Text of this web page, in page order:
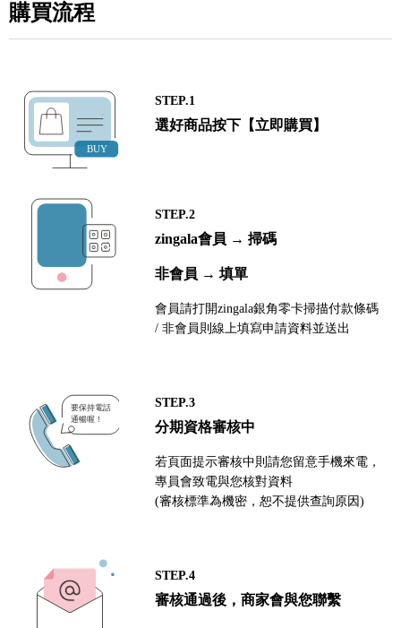
購買流程
STEP.1
選好商品按下【立即購買】
STEP.2
zingala會員 → 掃碼
非會員 → 填單
會員請打開zingala銀角零卡掃描付款條碼
/ 非會員則線上填寫申請資料並送出
STEP.3
分期資格審核中
若頁面提示審核中則請您留意手機來電，
專員會致電與您核對資料
(審核標準為機密，恕不提供查詢原因)
STEP.4
審核通過後，商家會與您聯繫